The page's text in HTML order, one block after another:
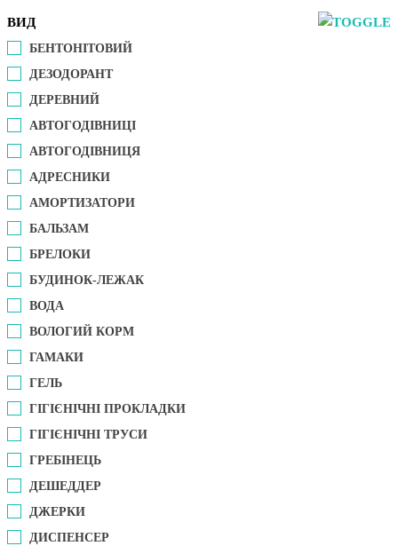
ВИД
БЕНТОНІТОВИЙ
ДЕЗОДОРАНТ
ДЕРЕВНИЙ
АВТОГОДІВНИЦІ
АВТОГОДІВНИЦЯ
АДРЕСНИКИ
АМОРТИЗАТОРИ
БАЛЬЗАМ
БРЕЛОКИ
БУДИНОК-ЛЕЖАК
ВОДА
ВОЛОГИЙ КОРМ
ГАМАКИ
ГЕЛЬ
ГІГІЄНІЧНІ ПРОКЛАДКИ
ГІГІЄНІЧНІ ТРУСИ
ГРЕБІНЕЦЬ
ДЕШЕДДЕР
ДЖЕРКИ
ДИСПЕНСЕР